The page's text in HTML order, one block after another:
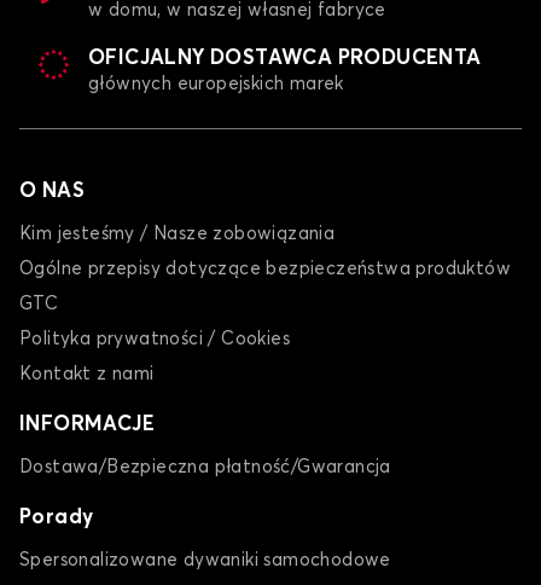
w domu, w naszej własnej fabryce
OFICJALNY DOSTAWCA PRODUCENTA
głównych europejskich marek
O NAS
Kim jesteśmy / Nasze zobowiązania
Ogólne przepisy dotyczące bezpieczeństwa produktów
GTC
Polityka prywatności / Cookies
Kontakt z nami
INFORMACJE
Dostawa/Bezpieczna płatność/Gwarancja
Porady
Spersonalizowane dywaniki samochodowe